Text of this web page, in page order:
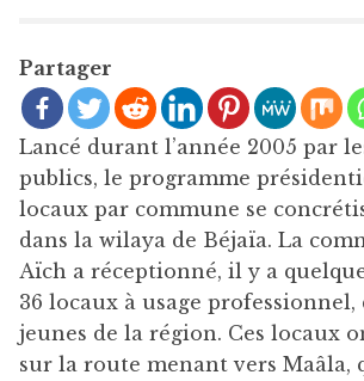
Partager
Lancé durant l’année 2005 par
publics, le programme
locaux par commune se
dans la wilaya de Béjaïa. La
Aïch a réceptionné, il y a
36 locaux à usage professionnel,
jeunes de la région. Ces locaux
sur la route menant vers Maâla,